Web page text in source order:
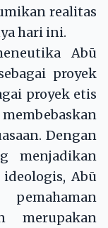
realitas
hari ini.
Abū
proyek
proyek etis
Dengan
menjadikan
Abū
merupakan